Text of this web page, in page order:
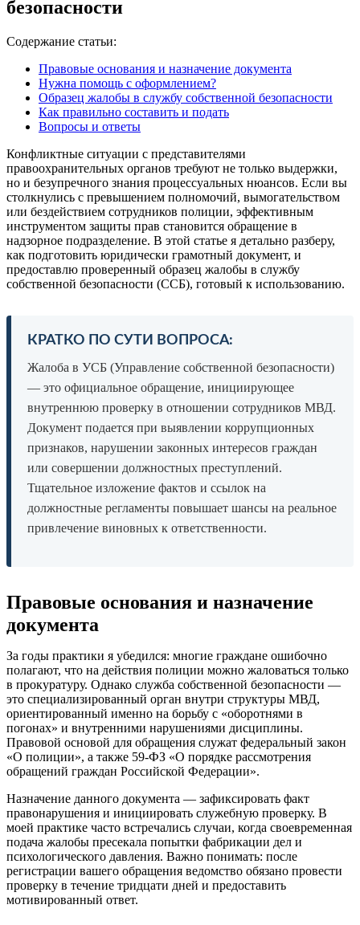
безопасности
Содержание статьи:
Правовые основания и назначение документа
Нужна помощь с оформлением?
Образец жалобы в службу собственной безопасности
Как правильно составить и подать
Вопросы и ответы
Конфликтные ситуации с представителями
правоохранительных органов требуют не только выдержки,
но и безупречного знания процессуальных нюансов. Если вы
столкнулись с превышением полномочий, вымогательством
или бездействием сотрудников полиции, эффективным
инструментом защиты прав становится обращение в
надзорное подразделение. В этой статье я детально разберу,
как подготовить юридически грамотный документ, и
предоставлю проверенный образец жалобы в службу
собственной безопасности (ССБ), готовый к использованию.
КРАТКО ПО СУТИ ВОПРОСА:
Жалоба в УСБ (Управление собственной безопасности)
— это официальное обращение, инициирующее
внутреннюю проверку в отношении сотрудников МВД.
Документ подается при выявлении коррупционных
признаков, нарушении законных интересов граждан
или совершении должностных преступлений.
Тщательное изложение фактов и ссылок на
должностные регламенты повышает шансы на реальное
привлечение виновных к ответственности.
Правовые основания и назначение
документа
За годы практики я убедился: многие граждане ошибочно
полагают, что на действия полиции можно жаловаться только
в прокуратуру. Однако служба собственной безопасности —
это специализированный орган внутри структуры МВД,
ориентированный именно на борьбу с «оборотнями в
погонах» и внутренними нарушениями дисциплины.
Правовой основой для обращения служат федеральный закон
«О полиции», а также 59-ФЗ «О порядке рассмотрения
обращений граждан Российской Федерации».
Назначение данного документа — зафиксировать факт
правонарушения и инициировать служебную проверку. В
моей практике часто встречались случаи, когда своевременная
подача жалобы пресекала попытки фабрикации дел и
психологического давления. Важно понимать: после
регистрации вашего обращения ведомство обязано провести
проверку в течение тридцати дней и предоставить
мотивированный ответ.